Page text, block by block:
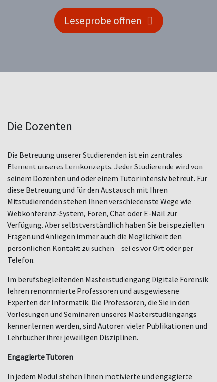
Leseprobe öffnen
Die Dozenten
Die Betreuung unserer Studierenden ist ein zentrales
Element unseres Lernkonzepts: Jeder Studierende wird von
seinem Dozenten und oder einem Tutor intensiv betreut. Für
diese Betreuung und für den Austausch mit Ihren
Mitstudierenden stehen Ihnen verschiedenste Wege wie
Webkonferenz-System, Foren, Chat oder E-Mail zur
Verfügung. Aber selbstverständlich haben Sie bei speziellen
Fragen und Anliegen immer auch die Möglichkeit den
persönlichen Kontakt zu suchen – sei es vor Ort oder per
Telefon.
Im berufsbegleitenden Masterstudiengang Digitale Forensik
lehren renommierte Professoren und ausgewiesene
Experten der Informatik. Die Professoren, die Sie in den
Vorlesungen und Seminaren unseres Masterstudiengangs
kennenlernen werden, sind Autoren vieler Publikationen und
Lehrbücher ihrer jeweiligen Disziplinen.
Engagierte Tutoren
In jedem Modul stehen Ihnen motivierte und engagierte